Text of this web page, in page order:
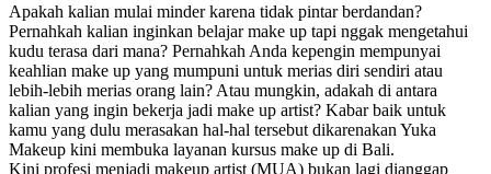
Apakah kalian mulai minder karena tidak pintar berdandan?
Pernahkah kalian inginkan belajar make up tapi nggak mengetahui
kudu terasa dari mana? Pernahkah Anda kepengin mempunyai
keahlian make up yang mumpuni untuk merias diri sendiri atau
lebih-lebih merias orang lain? Atau mungkin, adakah di antara
kalian yang ingin bekerja jadi make up artist? Kabar baik untuk
kamu yang dulu merasakan hal-hal tersebut dikarenakan Yuka
Makeup kini membuka layanan kursus make up di Bali.
Kini profesi menjadi makeup artist (MUA) bukan lagi dianggap